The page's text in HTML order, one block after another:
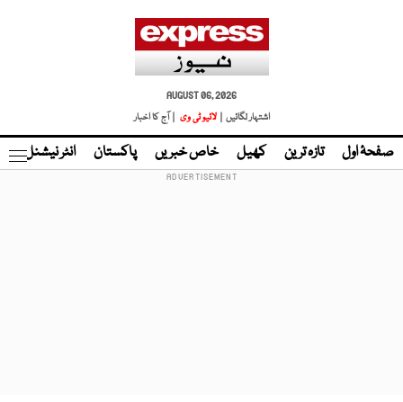
AUGUST 06, 2026
اشتہار لگائیں |
لائیو ٹی وی | آج کا اخبار
صفحۂ اول تازہ ترین کھیل خاص خبریں پاکستان انٹر نیشنل